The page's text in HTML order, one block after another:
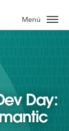
Menú
Day: